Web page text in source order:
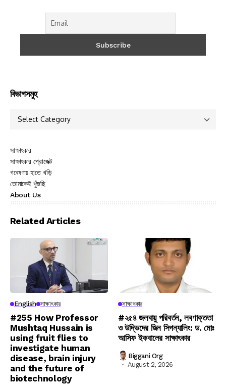
বিভাগসমুহ
সাক্ষাৎকার
সাক্ষাৎকার প্রোজেক্ট
গবেষণায় হাতে খড়ি
তোমাকেই খুঁজছি
About Us
Related Articles
English সাক্ষাৎকার
#255 How Professor
Mushtaq Hussain is
using fruit flies to
investigate human
disease, brain injury
and the future of
biotechnology
সাক্ষাৎকার
#২৫৪ জলবায়ু পরিবর্তন, লবণাক্ততা
ও উদ্ভিদের জিন সিগন্যালিং: ড. মোঃ
আসিফ ইকবালের সাক্ষাৎকার
Biggani Org
August 2, 2026